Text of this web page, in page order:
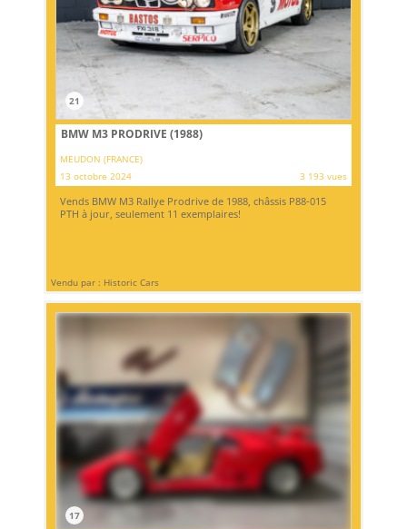
21
BMW M3 PRODRIVE (1988)
MEUDON (FRANCE)
13 octobre 2024
3 193 vues
Vends BMW M3 Rallye Prodrive de 1988, châssis P88-015
PTH à jour, seulement 11 exemplaires!
Vendu par : Historic Cars
17